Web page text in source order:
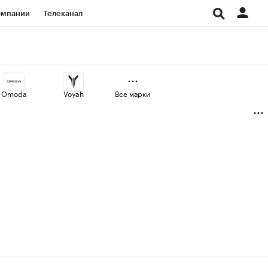
Телеканал
Проверка контрагентов
Omoda Voyah Все марки